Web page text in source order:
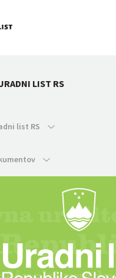
LIST RS
list RS